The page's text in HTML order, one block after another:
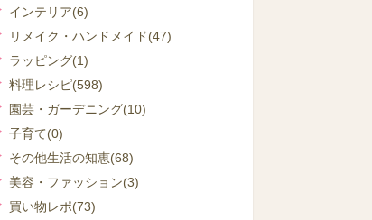
インテリア(6)
リメイク・ハンドメイド(47)
ラッピング(1)
料理レシピ(598)
園芸・ガーデニング(10)
子育て(0)
その他生活の知恵(68)
美容・ファッション(3)
買い物レポ(73)